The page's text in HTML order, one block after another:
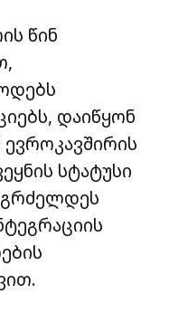
წინ
დაიწყონ
ევროკავშირის
სტატუსი